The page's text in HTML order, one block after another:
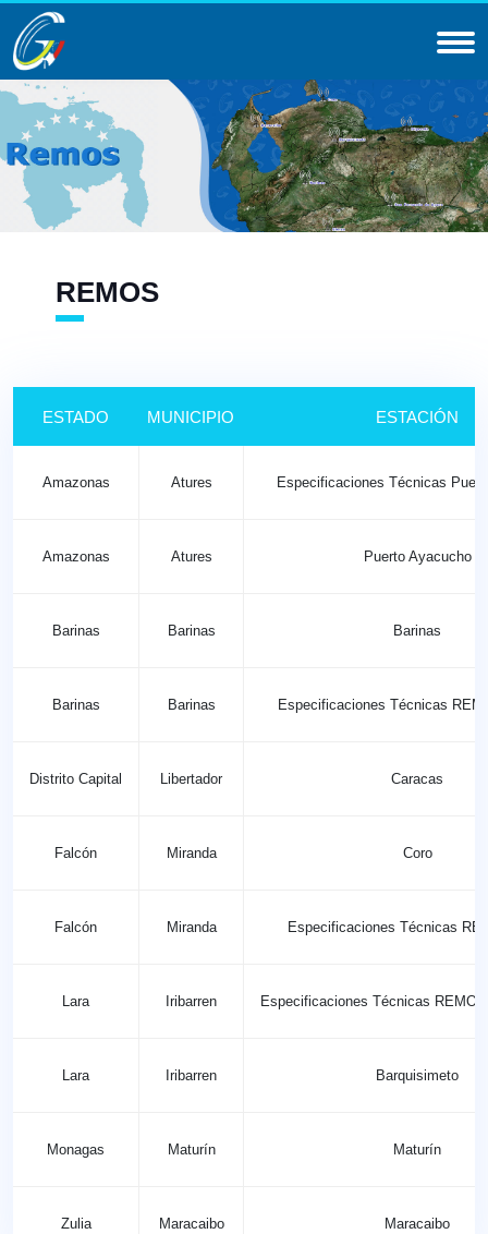
REMOS
ESTADO MUNICIPIO ESTACIÓN
Amazonas Atures Especificaciones Técnicas
Amazonas Atures Puerto Ayacucho
Barinas Barinas Barinas
Barinas Barinas Especificaciones Técnicas
Distrito Capital Libertador Caracas
Falcón Miranda Coro
Falcón Miranda Especificaciones Técnicas
Lara Iribarren Especificaciones Técnicas
Lara Iribarren Barquisimeto
Monagas Maturín Maturín
Zulia Maracaibo Maracaibo